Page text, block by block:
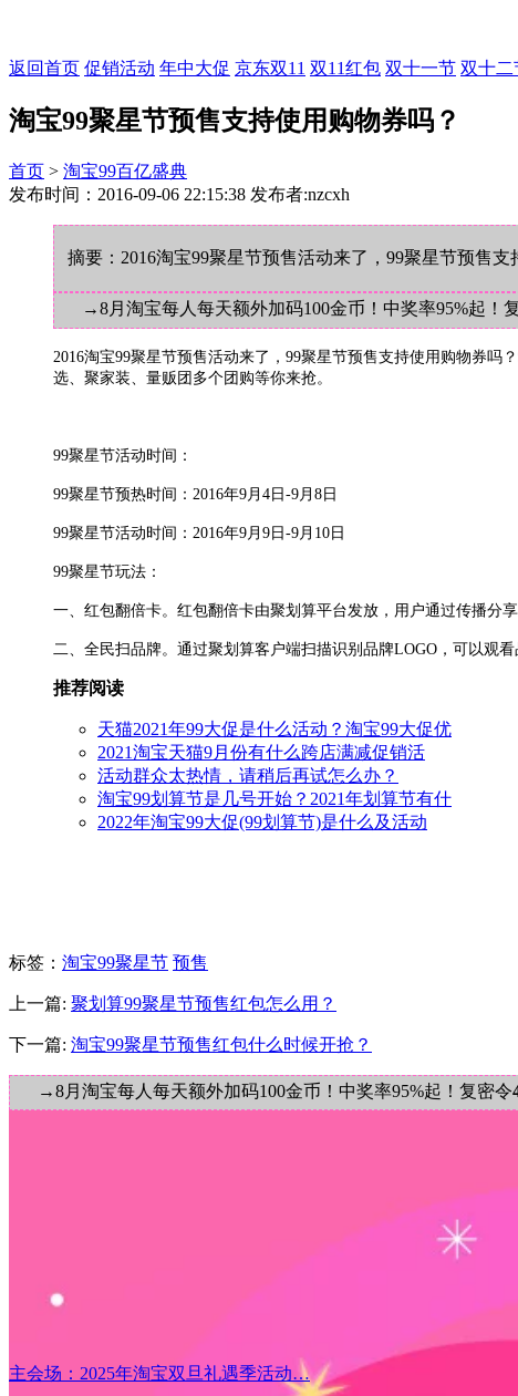
返回首页 促销活动 年中大促 京东双11 双11红包 双十一节 双十二
淘宝99聚星节预售支持使用购物券吗？
首页 > 淘宝99百亿盛典
发布时间：2016-09-06 22:15:38 发布者:nzcxh
摘要：2016淘宝99聚星节预售活动来了，99聚星节预售
→8月淘宝每人每天额外加码100金币！中奖率95%起！
2016淘宝99聚星节预售活动来了，99聚星节预售支持使用购物券
选、聚家装、量贩团多个团购等你来抢。
99聚星节活动时间：
99聚星节预热时间：2016年9月4日-9月8日
99聚星节活动时间：2016年9月9日-9月10日
99聚星节玩法：
一、红包翻倍卡。红包翻倍卡由聚划算平台发放，用户通过传播分
二、全民扫品牌。通过聚划算客户端扫描识别品牌LOGO，可以观
推荐阅读
天猫2021年99大促是什么活动？淘宝99大促优
2021淘宝天猫9月份有什么跨店满减促销活
活动群众太热情，请稍后再试怎么办？
淘宝99划算节是几号开始？2021年划算节有什
2022年淘宝99大促(99划算节)是什么及活动
标签 ： 淘宝99聚星节 预售
上一篇: 聚划算99聚星节预售红包怎么用？
下一篇: 淘宝99聚星节预售红包什么时候开抢？
→8月淘宝每人每天额外加码100金币！中奖率95%起！复密令
主会场：2025年淘宝双旦礼遇季活动…